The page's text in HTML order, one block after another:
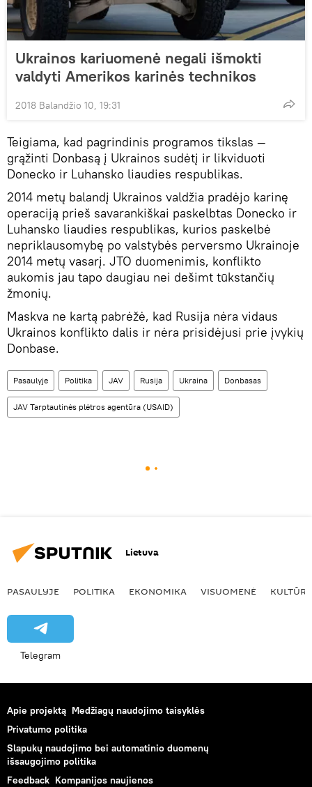
Ukrainos kariuomenė negali išmokti
valdyti Amerikos karinės technikos
2018 Balandžio 10, 19:31
Teigiama, kad pagrindinis programos tikslas —
grąžinti Donbasą į Ukrainos sudėtį ir likviduoti
Donecko ir Luhansko liaudies respublikas.
2014 metų balandį Ukrainos valdžia pradėjo karinę
operaciją prieš savarankiškai paskelbtas Donecko ir
Luhansko liaudies respublikas, kurios paskelbė
nepriklausomybę po valstybės perversmo Ukrainoje
2014 metų vasarį. JTO duomenimis, konflikto
aukomis jau tapo daugiau nei dešimt tūkstančių
žmonių.
Maskva ne kartą pabrėžė, kad Rusija nėra vidaus
Ukrainos konflikto dalis ir nėra prisidėjusi prie įvykių
Donbase.
Pasaulyje Politika JAV Rusija Ukraina Donbasas
JAV Tarptautinės plėtros agentūra (USAID)
Lietuva
PASAULYJE POLITIKA EKONOMIKA VISUOMENĖ KULTŪRA
Telegram
Apie projektą Medžiagų naudojimo taisyklės
Privatumo politika
Slapukų naudojimo bei automatinio duomenų
išsaugojimo politika
Feedback Kompanijos naujienos